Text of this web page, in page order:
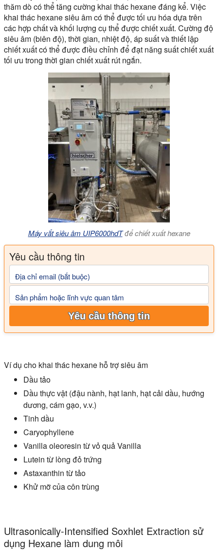
thăm dò có thể tăng cường khai thác hexane đáng kể. Việc
khai thác hexane siêu âm có thể được tối ưu hóa dựa trên
các hợp chất và khối lượng cụ thể được chiết xuất. Cường độ
siêu âm (biên độ), thời gian, nhiệt độ, áp suất và thiết lập
chiết xuất có thể được điều chỉnh để đạt năng suất chiết xuất
tối ưu trong thời gian chiết xuất rút ngắn.
Máy vắt siêu âm UIP6000hdTđể chiết xuất hexane
Yêu cầu thông tin
Địa chỉ email (bắt buộc)
Sản phẩm hoặc lĩnh vực quan tâm
Yêu cầu thông tin
Ví dụ cho khai thác hexane hỗ trợ siêu âm
Dầu tảo
Dầu thực vật (đậu nành, hạt lanh, hạt cải dầu, hướng
dương, cám gạo, v.v.)
Tinh dầu
Caryophyllene
Vanilla oleoresin từ vỏ quả Vanilla
Lutein từ lòng đỏ trứng
Astaxanthin từ tảo
Khử mỡ của côn trùng
Ultrasonically-Intensified Soxhlet Extraction sử
dụng Hexane làm dung môi